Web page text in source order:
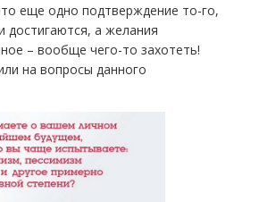
еще одно подтверждение то-го,
достигаются, а желания
– вообще чего-то захотеть!
на вопросы данного